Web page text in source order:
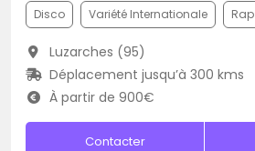
Disco Variété Internationale Rap
Luzarches (95)
Déplacement jusqu’à 300 kms
À partir de 900€
Contacter